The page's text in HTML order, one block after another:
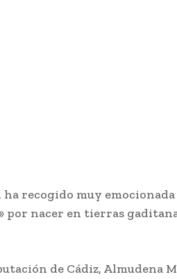
recogido muy
nacer en tierras
de Cádiz, Almudena